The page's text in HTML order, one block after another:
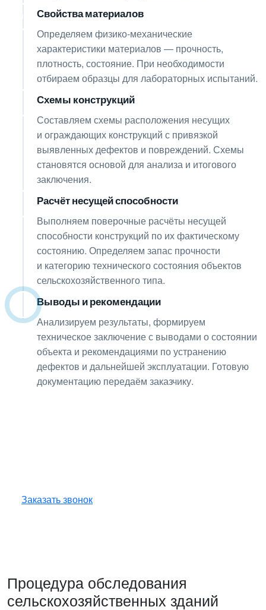
05 Свойства материалов
Определяем физико-механические
характеристики материалов — прочность,
плотность, состояние. При необходимости
отбираем образцы для лабораторных испытаний.
Схемы конструкций
Составляем схемы расположения несущих
и ограждающих конструкций с привязкой
выявленных дефектов и повреждений. Схемы
становятся основой для анализа и итогового
заключения.
Расчёт несущей способности
Выполняем поверочные расчёты несущей
способности конструкций по их фактическому
состоянию. Определяем запас прочности
и категорию технического состояния объектов
сельскохозяйственного типа.
Выводы и рекомендации
Анализируем результаты, формируем
техническое заключение с выводами о состоянии
объекта и рекомендациями по устранению
дефектов и дальнейшей эксплуатации. Готовую
документацию передаём заказчику.
Заказать звонок
Процедура обследования
сельскохозяйственных зданий